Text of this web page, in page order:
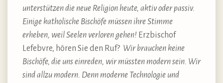
unterstützen die neue Religion heute, aktiv oder passiv.
Einige katholische Bischöfe müssen ihre Stimme
erheben, weil Seelen verloren gehen! Erzbischof
Lefebvre, hören Sie den Ruf? Wir brauchen keine
Bischöfe, die uns einreden, wir müssten modern sein. Wir
sind allzu modern. Denn moderne Technologie und